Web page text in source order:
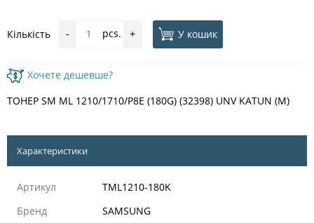
Кількість - pcs. + У кошик
Хочете дешевше?
ТОНЕР SM ML 1210/1710/P8E (180G) (32398) UNV KATUN (M)
Характеристики
Артикул
TML1210-180K
Бренд
SAMSUNG